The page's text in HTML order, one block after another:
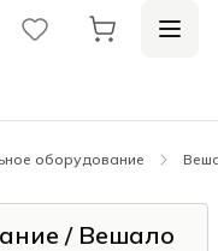
оборудование
/ Вешало